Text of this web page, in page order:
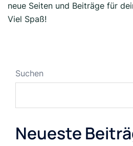
neue Seiten und Beiträge für
Viel Spaß!
Suchen
Neueste